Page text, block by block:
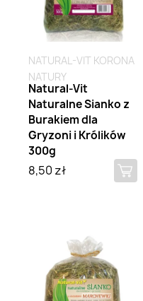
NATURAL-VIT KORONA
NATURY
Natural-Vit
Naturalne Sianko z
Burakiem dla
Gryzoni i Królików
300g
8,50 zł